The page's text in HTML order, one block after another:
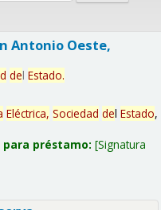
Antonio Oeste,
del Estado.
Eléctrica, Sociedad del Estado,
préstamo: Signatura